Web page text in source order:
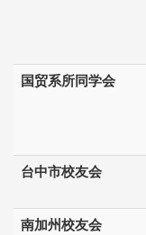
国贸系所同学会
台中市校友会
南加州校友会